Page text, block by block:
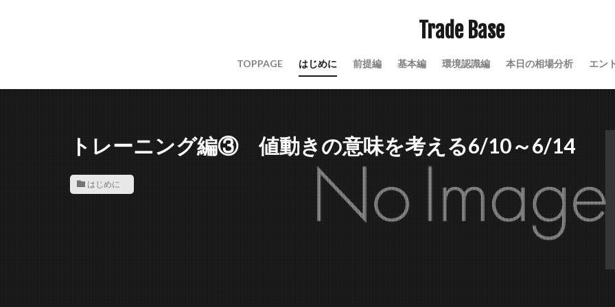
Trade Base
TOPPAGE はじめに 前提編 基本編 環境認識編 本日の相場分析 エン
トレーニング編③ 値動きの意味を考える6/10～6/14
はじめに